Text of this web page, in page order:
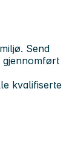
Send
gjennomført
kvalifiserte